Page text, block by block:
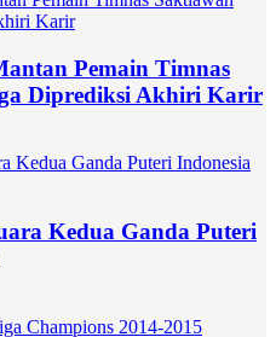
Pemain Timnas
Diprediksi Akhiri Karir
Kedua Ganda Puteri